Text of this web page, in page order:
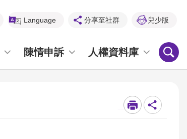
Language 分享至社群 兒少版
陳情申訴 人權資料庫